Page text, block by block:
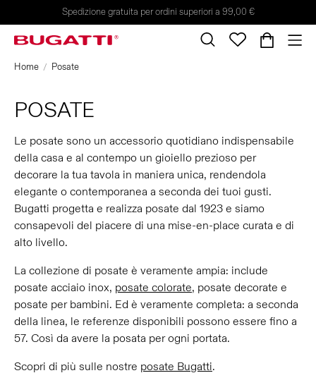
Spedizione gratuita per ordini superiori a 99,00 €
Home Posate
POSATE
Le posate sono un accessorio quotidiano indispensabile
della casa e al contempo un gioiello prezioso per
decorare la tua tavola in maniera unica, rendendola
elegante o contemporanea a seconda dei tuoi gusti.
Bugatti progetta e realizza posate dal 1923 e siamo
consapevoli del piacere di una mise-en-place curata e di
alto livello.
La collezione di posate è veramente ampia: include
posate acciaio inox, posate colorate, posate decorate e
posate per bambini. Ed è veramente completa: a seconda
della linea, le referenze disponibili possono essere fino a
57. Così da avere la posata per ogni portata.
Scopri di più sulle nostre posate Bugatti.